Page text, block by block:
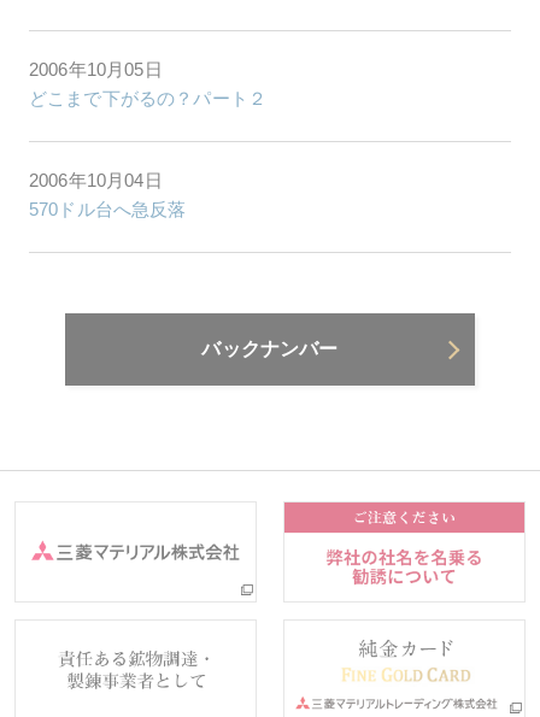
2006年10月05日
どこまで下がるの？パート２
2006年10月04日
570ドル台へ急反落
バックナンバー